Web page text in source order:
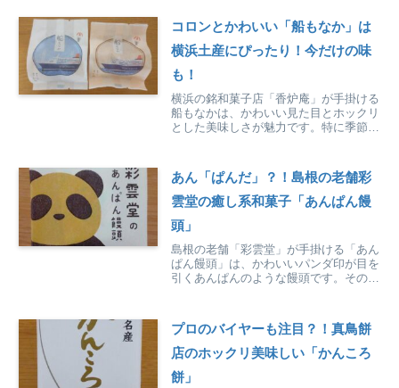
コロンとかわいい「船もなか」は
横浜土産にぴったり！今だけの味
も！
横浜の銘和菓子店「香炉庵」が手掛ける
船もなかは、かわいい見た目とホックリ
とした美味しさが魅力です。特に季節限
あん「ぱんだ」？！島根の老舗彩
雲堂の癒し系和菓子「あんぱん饅
頭」
島根の老舗「彩雲堂」が手掛ける「あん
ぱん饅頭」は、かわいいパンダ印が目を
引くあんぱんのような饅頭です。その味
プロのバイヤーも注目？！真鳥餅
店のホックリ美味しい「かんころ
餅」